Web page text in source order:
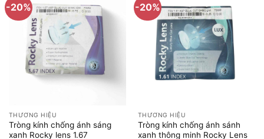
-20%
THƯƠNG HIỆU
Tròng kính chống ánh sáng
xanh Rocky lens 1.67
-20%
THƯƠNG HIỆU
Tròng kính chống ánh sánh
xanh thông minh Rocky Lens